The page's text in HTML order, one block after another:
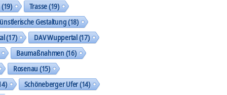
(19) Trasse(19)
Gestaltung(18)
(17) DAV Wuppertal(17)
Baumaßnahmen(16)
Rosenau(15)
Schöneberger Ufer(14)